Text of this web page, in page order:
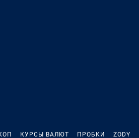
КУРСЫ ВАЛЮТ ПРОБКИ ZODY